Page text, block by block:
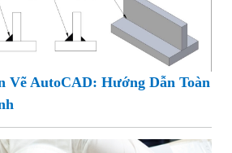
Vẽ AutoCAD: Hướng Dẫn Toàn